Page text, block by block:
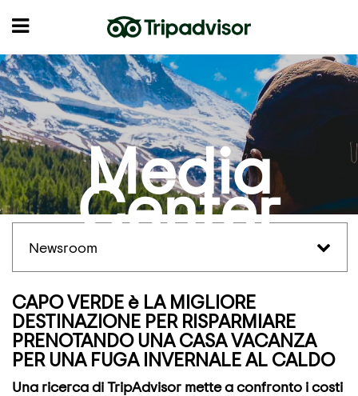
Media
Center
Newsroom
CAPO VERDE è LA MIGLIORE
DESTINAZIONE PER RISPARMIARE
PRENOTANDO UNA CASA VACANZA
PER UNA FUGA INVERNALE AL CALDO
Una ricerca di TripAdvisor mette a confronto i costi